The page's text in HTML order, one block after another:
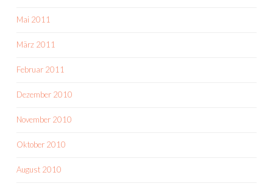
Mai 2011
März 2011
Februar 2011
Dezember 2010
November 2010
Oktober 2010
August 2010